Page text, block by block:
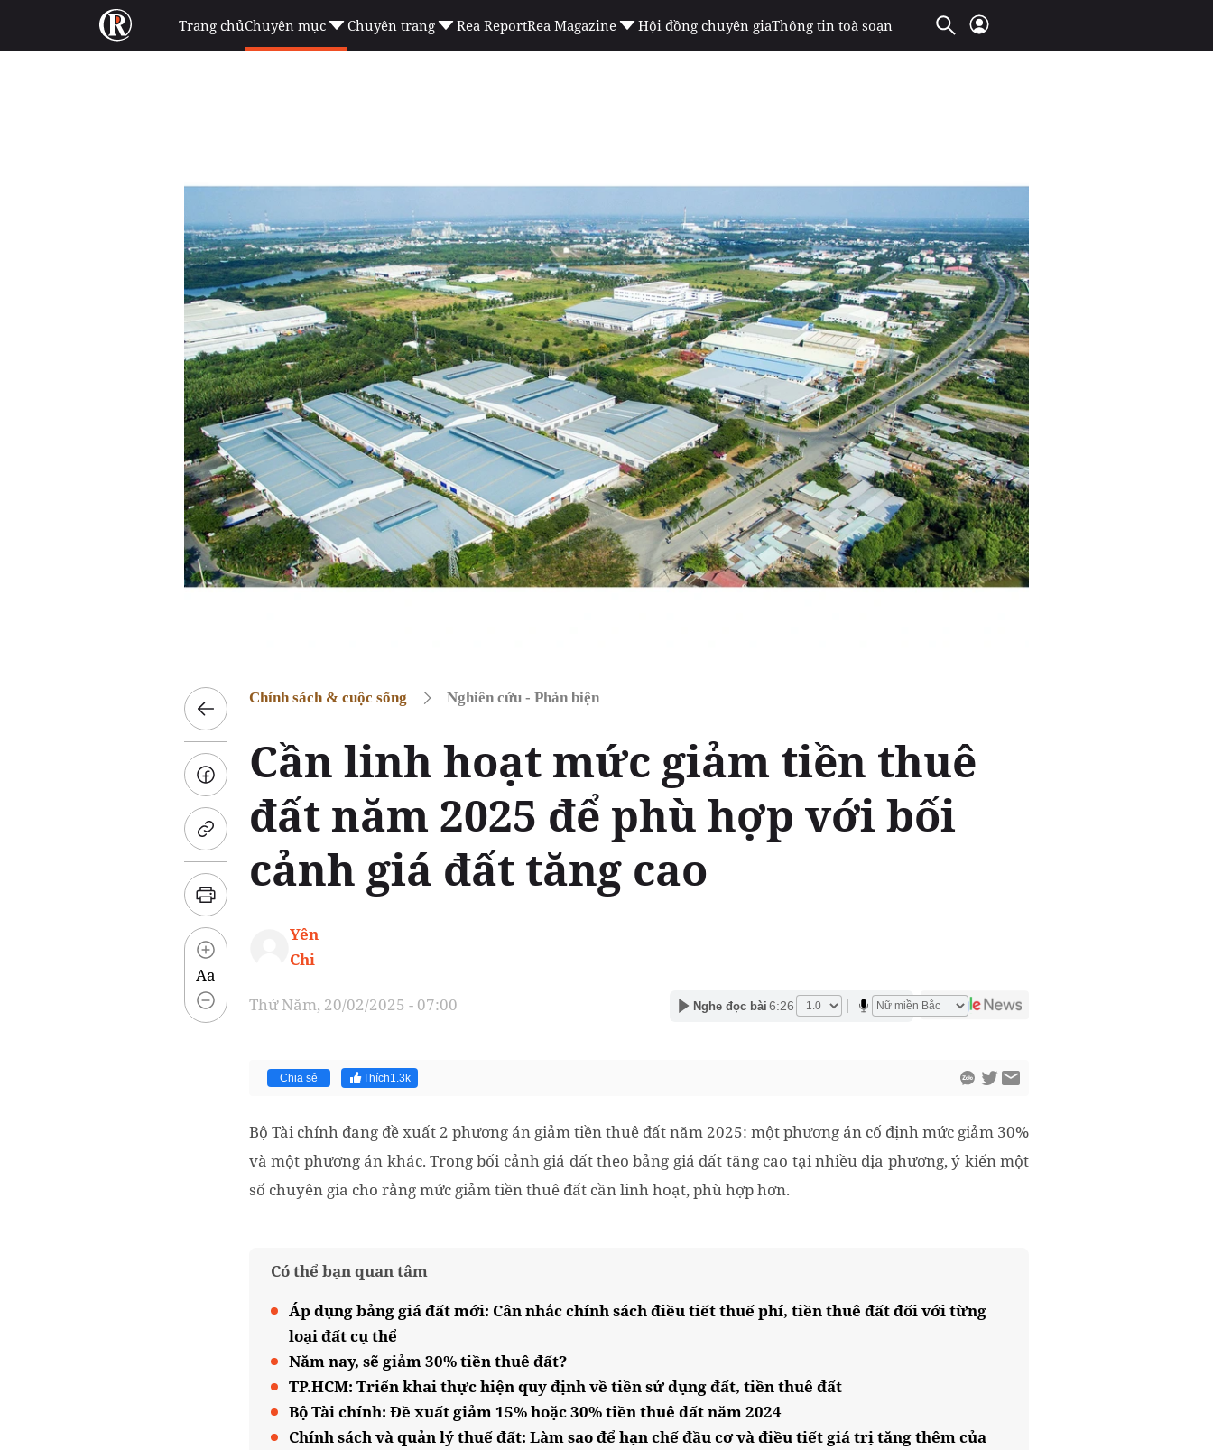
Trang chủChuyên mục Chuyên trang Rea ReportRea Magazine Hội đồng chuyên giaThông tin toà soạn
Aa
Chính sách & cuộc sống Nghiên cứu - Phản biện
Cần linh hoạt mức giảm tiền thuê
đất năm 2025 để phù hợp với bối
cảnh giá đất tăng cao
Yên
Chi
Thứ Năm, 20/02/2025 - 07:00 Nghe đọc bài 6:26
Chia sẻ Thích1.3k
Bộ Tài chính đang đề xuất 2 phương án giảm tiền thuê đất năm 2025: một phương án cố định mức giảm 30%
và một phương án khác. Trong bối cảnh giá đất theo bảng giá đất tăng cao tại nhiều địa phương, ý kiến một
số chuyên gia cho rằng mức giảm tiền thuê đất cần linh hoạt, phù hợp hơn.
Có thể bạn quan tâm
Áp dụng bảng giá đất mới: Cân nhắc chính sách điều tiết thuế phí, tiền thuê đất đối với từng
loại đất cụ thể
Năm nay, sẽ giảm 30% tiền thuê đất?
TP.HCM: Triển khai thực hiện quy định về tiền sử dụng đất, tiền thuê đất
Bộ Tài chính: Đề xuất giảm 15% hoặc 30% tiền thuê đất năm 2024
Chính sách và quản lý thuế đất: Làm sao để hạn chế đầu cơ và điều tiết giá trị tăng thêm của